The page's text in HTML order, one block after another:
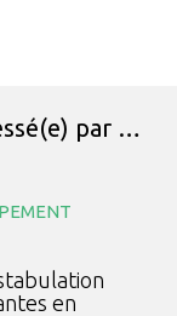
par …
en